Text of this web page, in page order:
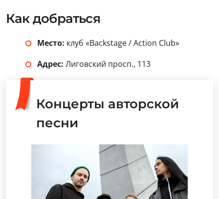
Как добраться
Место: клуб «Backstage / Action Club»
Адрес: Лиговский просп., 113
Концерты авторской
песни